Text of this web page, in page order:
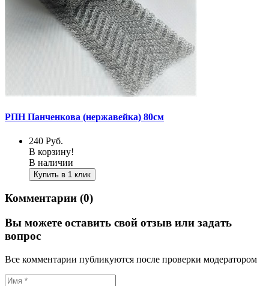
РПН Панченкова (нержавейка) 80см
240 Руб.
В корзину!
В наличии
Купить в 1 клик
Комментарии (0)
Вы можете оставить свой отзыв или задать
вопрос
Все комментарии публикуются после проверки модератором